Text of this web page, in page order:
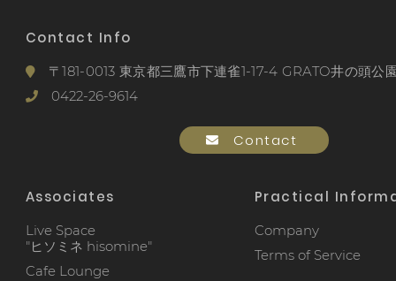
Contact Info
〒181-0013 東京都三鷹市下連雀1-17-4 GRATO井の頭公
0422-26-9614
Contact
Associates
Live Space
"ヒソミネ hisomine"
Cafe Lounge
Practical
Company
Terms of Service